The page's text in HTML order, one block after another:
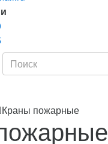
Search
for:
Краны пожарные